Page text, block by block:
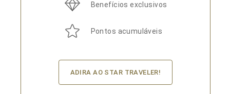
Benefícios exclusivos
Pontos acumuláveis
ADIRA AO STAR TRAVELER!